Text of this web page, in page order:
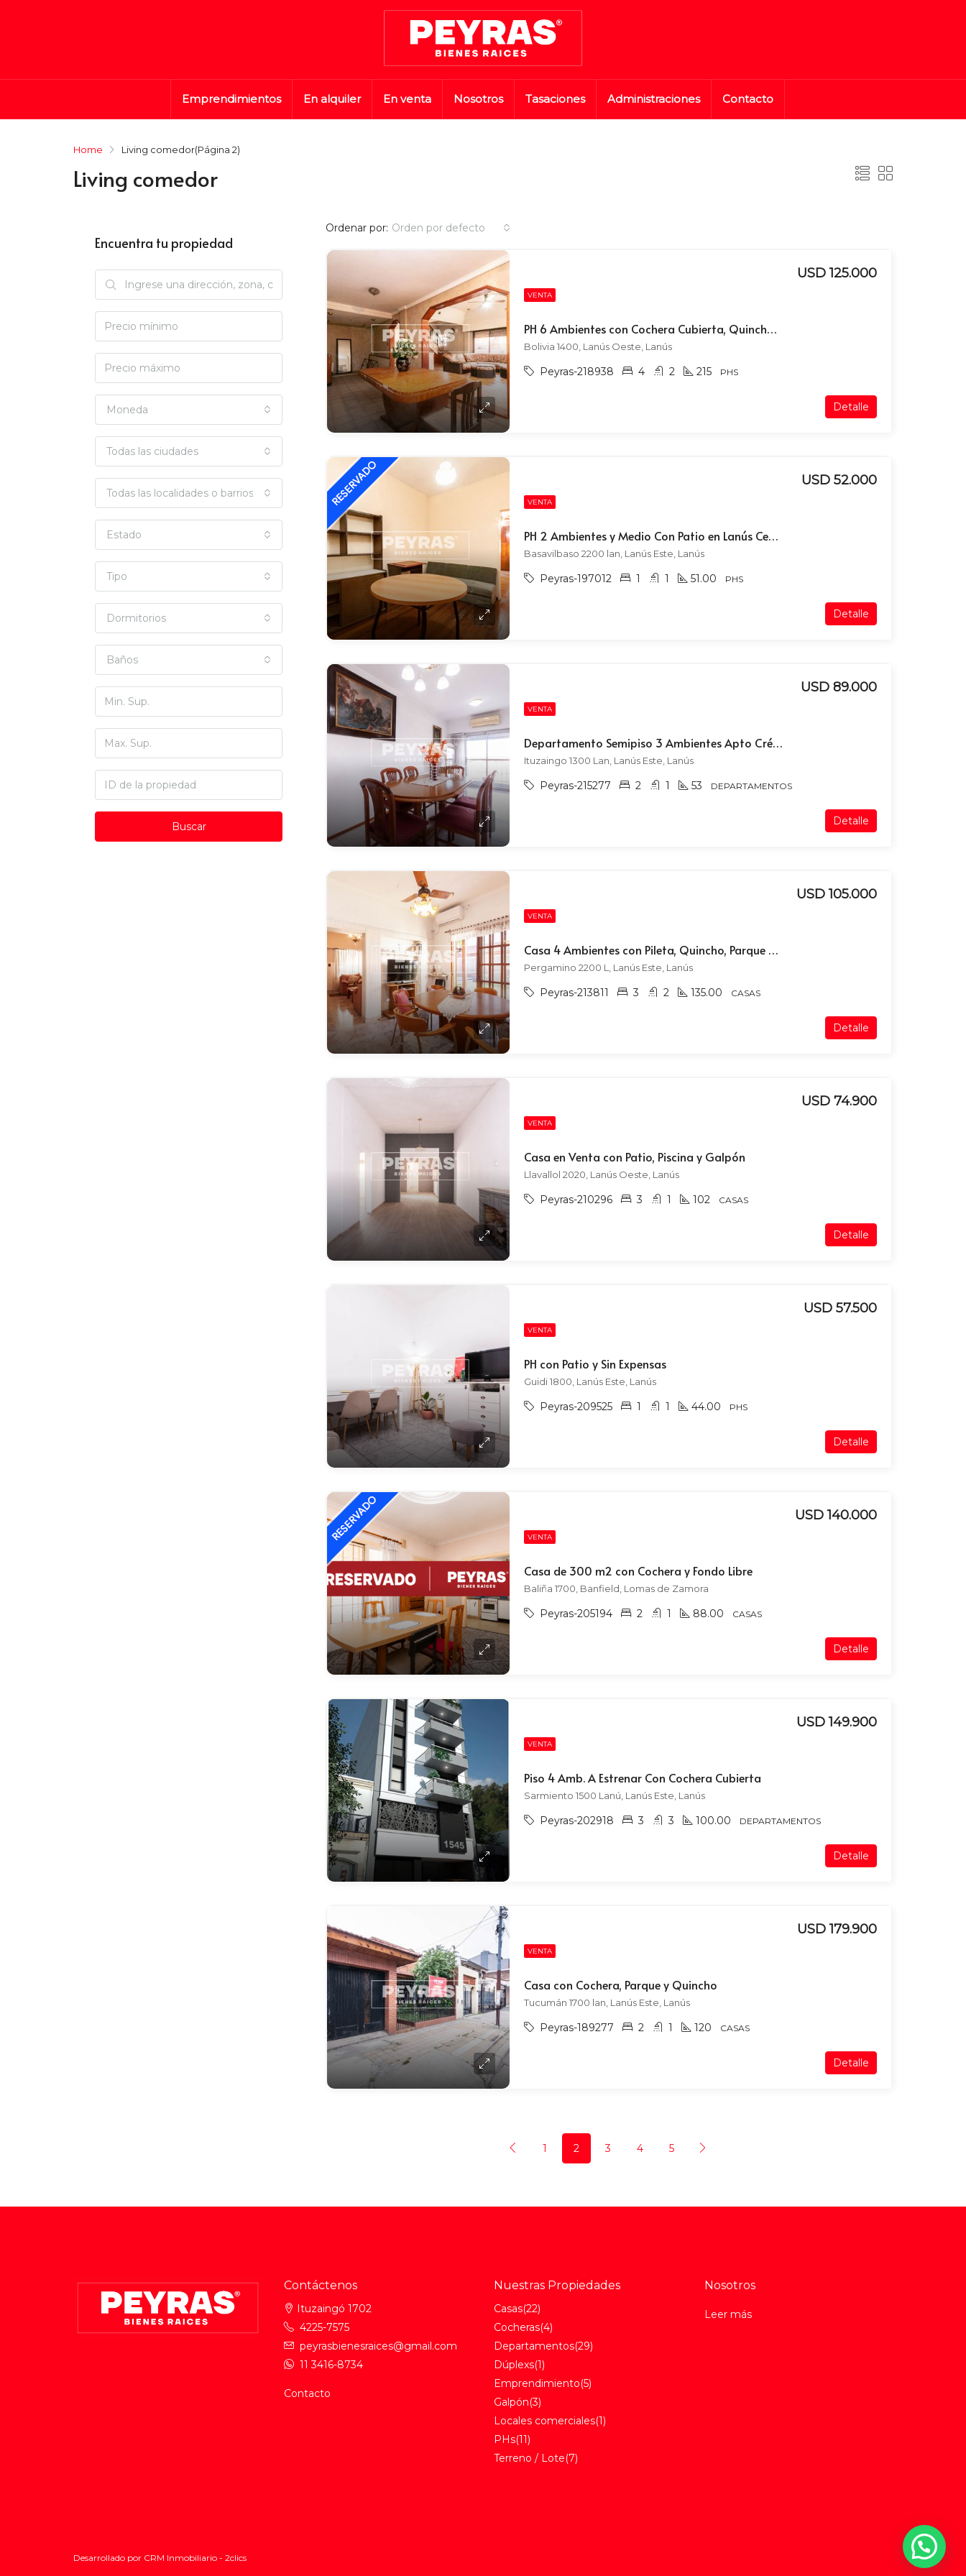
Emprendimientos En alquiler En venta Nosotros Tasaciones Administraciones Contacto
Home Living comedor(Página 2)
Living comedor
Ordenar por: Orden por defecto
VENTA
PH 6 Ambientes con Cochera Cubierta, Quincho y Terraza. Apto Crédito.
USD 125.000
Bolivia 1400, Lanús Oeste, Lanús
Peyras-218938 4 2 215 PHS
Detalle
VENTA
PH 2 Ambientes y Medio Con Patio en Lanús Centro
USD 52.000
Basavilbaso 2200 lan, Lanús Este, Lanús
Peyras-197012 1 1 51.00 PHS
Detalle
VENTA
Departamento Semipiso 3 Ambientes Apto Crédito en Lanús Este Centro
USD 89.000
Ituzaingo 1300 Lan, Lanús Este, Lanús
Peyras-215277 2 1 53 DEPARTAMENTOS
Detalle
VENTA
Casa 4 Ambientes con Pileta, Quincho, Parque y Cochera.
USD 105.000
Pergamino 2200 L, Lanús Este, Lanús
Peyras-213811 3 2 135.00 CASAS
Detalle
VENTA
Casa en Venta con Patio, Piscina y Galpón
USD 74.900
Llavallol 2020, Lanús Oeste, Lanús
Peyras-210296 3 1 102 CASAS
Detalle
VENTA
PH con Patio y Sin Expensas
USD 57.500
Guidi 1800, Lanús Este, Lanús
Peyras-209525 1 1 44.00 PHS
Detalle
VENTA
Casa de 300 m2 con Cochera y Fondo Libre
USD 140.000
Baliña 1700, Banfield, Lomas de Zamora
Peyras-205194 2 1 88.00 CASAS
Detalle
VENTA
Piso 4 Amb. A Estrenar Con Cochera Cubierta
USD 149.900
Sarmiento 1500 Lanú, Lanús Este, Lanús
Peyras-202918 3 3 100.00 DEPARTAMENTOS
Detalle
VENTA
Casa con Cochera, Parque y Quincho
USD 179.900
Tucumán 1700 lan, Lanús Este, Lanús
Peyras-189277 2 1 120 CASAS
Detalle
1 2 3 4 5
Encuentra tu propiedad
Moneda
Todas las ciudades
Todas las localidades o barrios
Estado
Tipo
Dormitorios
Baños
Buscar
Contáctenos
Ituzaingó 1702
4225-7575
peyrasbienesraices@gmail.com
11 3416-8734
Contacto
Nuestras Propiedades
Casas(22)
Cocheras(4)
Departamentos(29)
Dúplexs(1)
Emprendimiento(5)
Galpón(3)
Locales comerciales(1)
PHs(11)
Terreno / Lote(7)
Nosotros
Leer más
Desarrollado por CRM Inmobiliario - 2clics